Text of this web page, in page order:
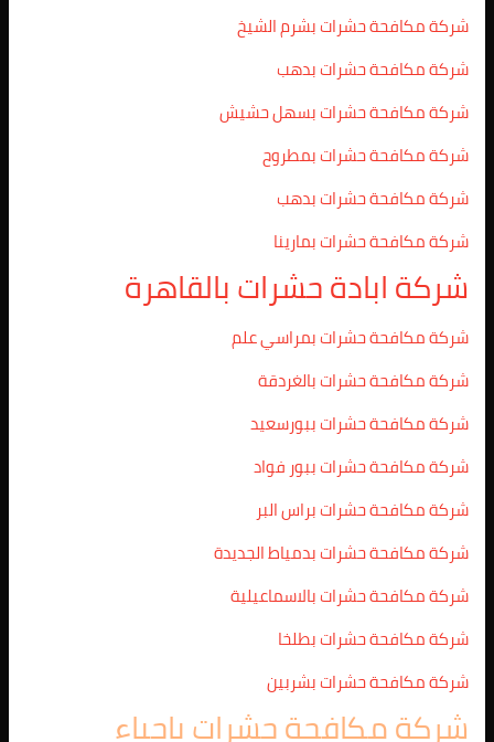
شركة مكافحة حشرات بشرم الشيخ
شركة مكافحة حشرات بدهب
شركة مكافحة حشرات بسهل حشيش
شركة مكافحة حشرات بمطروح
شركة مكافحة حشرات بدهب
شركة مكافحة حشرات بمارينا
شركة ابادة حشرات بالقاهرة
شركة مكافحة حشرات بمراسي علم
شركة مكافحة حشرات بالغردقة
شركة مكافحة حشرات ببورسعيد
شركة مكافحة حشرات ببور فواد
شركة مكافحة حشرات براس البر
شركة مكافحة حشرات بدمياط الجديدة
شركة مكافحة حشرات بالاسماعيلية
شركة مكافحة حشرات بطلخا
شركة مكافحة حشرات بشربين
شركة مكافحة حشرات باحياء